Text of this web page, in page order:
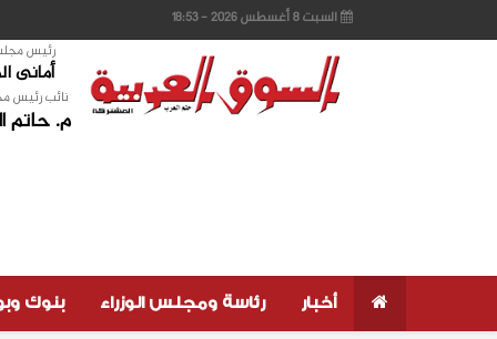
السبت 8 أغسطس 2026 - 18:53
رئيس
أمانى
نائب رئيس
م. حاتم
أخبار رئاسة ومجلس الوزراء بنوك